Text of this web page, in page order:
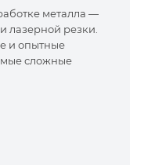
металла —
лазерной резки.
и опытные
сложные